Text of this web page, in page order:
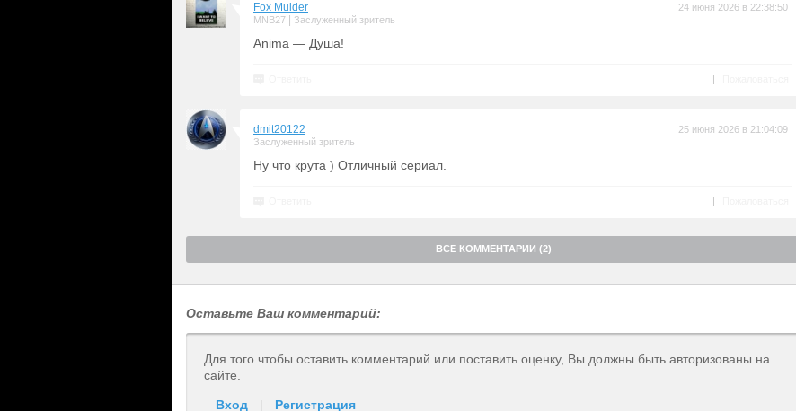
Fox Mulder
MNB27 Заслуженный зритель
24 июня 2026 в 22:38:50
Anima — Душа!
|
dmit20122
Заслуженный зритель
25 июня 2026 в 21:04:09
Ну что крута ) Отличный сериал.
|
ВСЕ КОММЕНТАРИИ (2)
Оставьте Ваш комментарий:
Для того чтобы оставить комментарий или поставить оценку, Вы должны быть авторизованы на
сайте.
Вход | Регистрация